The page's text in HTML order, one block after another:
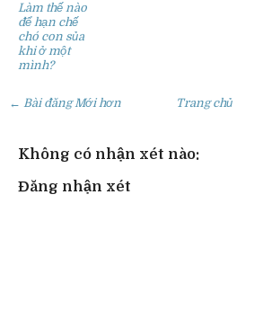
Làm thế nào
để hạn chế
chó con sủa
khi ở một
mình?
← Bài đăng Mới hơn Trang chủ
Không có nhận xét nào:
Đăng nhận xét